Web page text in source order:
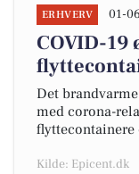
ERHVERV 01-
COVID-19
Det
med corona-
Kilde: Epicent.dk